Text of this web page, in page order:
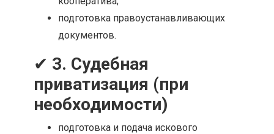
подготовка правоустанавливающих
документов.
✔ 3. Судебная
приватизация (при
необходимости)
подготовка и подача искового